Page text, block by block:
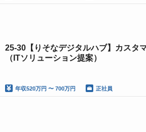
25-30【りそなデジタルハブ】カスタ
（ITソリューション提案）
年収520万円 〜 700万円 正社員